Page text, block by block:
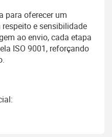
para oferecer um
e sensibilidade
ao envio, cada etapa
ISO 9001, reforçando